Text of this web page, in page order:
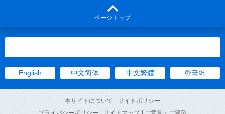
ページトップ
English 中文简体 中文繁體 한국어
本サイトについて
| サイトポリシー